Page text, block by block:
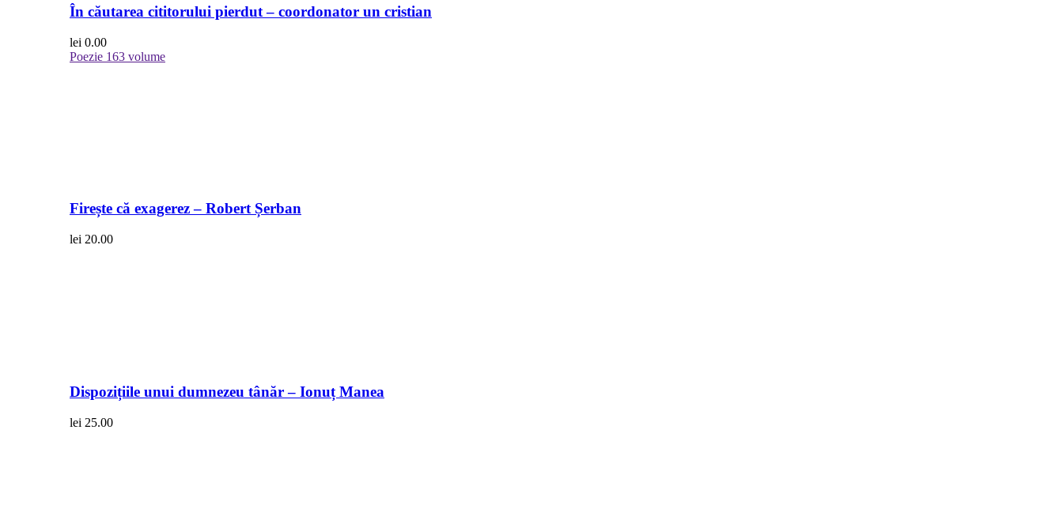
În căutarea cititorului pierdut – coordonator un cristian
lei 0.00
Poezie 163 volume
Firește că exagerez – Robert Șerban
lei 20.00
Dispozițiile unui dumnezeu tânăr – Ionuț Manea
lei 25.00